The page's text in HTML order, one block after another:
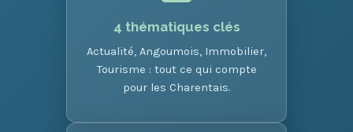
4 thématiques clés
Actualité, Angoumois, Immobilier,
Tourisme : tout ce qui compte
pour les Charentais.